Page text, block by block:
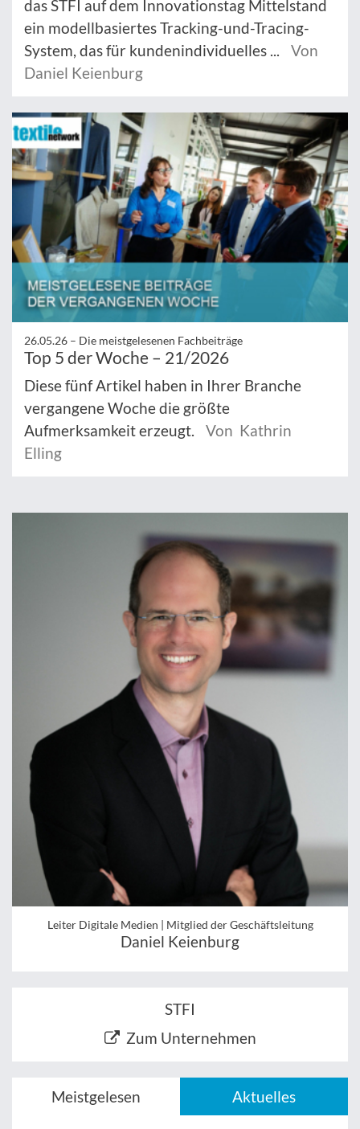
das STFI auf dem Innovationstag Mittelstand
ein modellbasiertes Tracking-und-Tracing-
System, das für kundenindividuelles ...
Von
Daniel Keienburg
26.05.26 – Die meistgelesenen Fachbeiträge
Top 5 der Woche – 21/2026
Diese fünf Artikel haben in Ihrer Branche
vergangene Woche die größte
Aufmerksamkeit erzeugt.
Von Kathrin
Elling
Leiter Digitale Medien | Mitglied der Geschäftsleitung
Daniel Keienburg
STFI
Zum Unternehmen
Meistgelesen Aktuelles